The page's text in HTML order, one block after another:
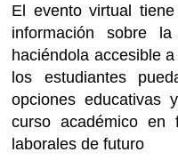
El evento virtual
información sobre
haciéndola accesible
los estudiantes
opciones educativas
curso académico en
laborales de futuro